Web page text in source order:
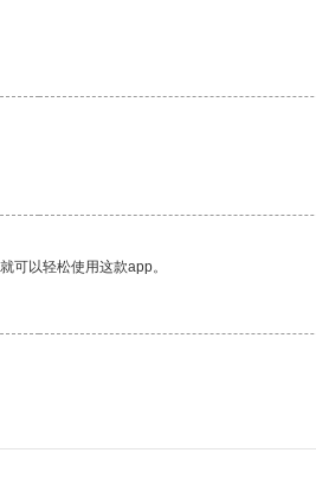
可以轻松使用这款app。